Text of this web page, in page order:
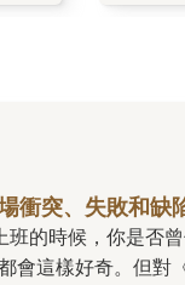
衝突、失敗和缺
會這樣好奇。但對